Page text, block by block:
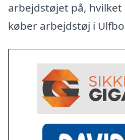
arbejdstøjet på, hvilket
køber arbejdstøj i